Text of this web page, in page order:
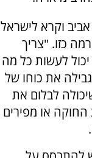
וקרא לישראל
כזו. "צריך
לעשות כל מה
את כוחו של
לבלום את
או מפירים